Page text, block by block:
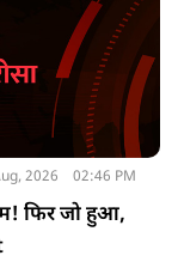
2026 02:46 PM
फिर जो हुआ,